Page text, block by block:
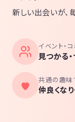
新しい出会いが、
イベント・
見つかる
共通の趣味
仲良くな